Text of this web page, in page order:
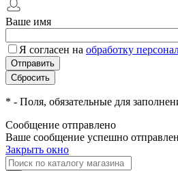
Ваше имя
Я согласен на обработку
* - Поля, обязательные для
Сообщение отправлено
Ваше сообщение успешно
Закрыть окно